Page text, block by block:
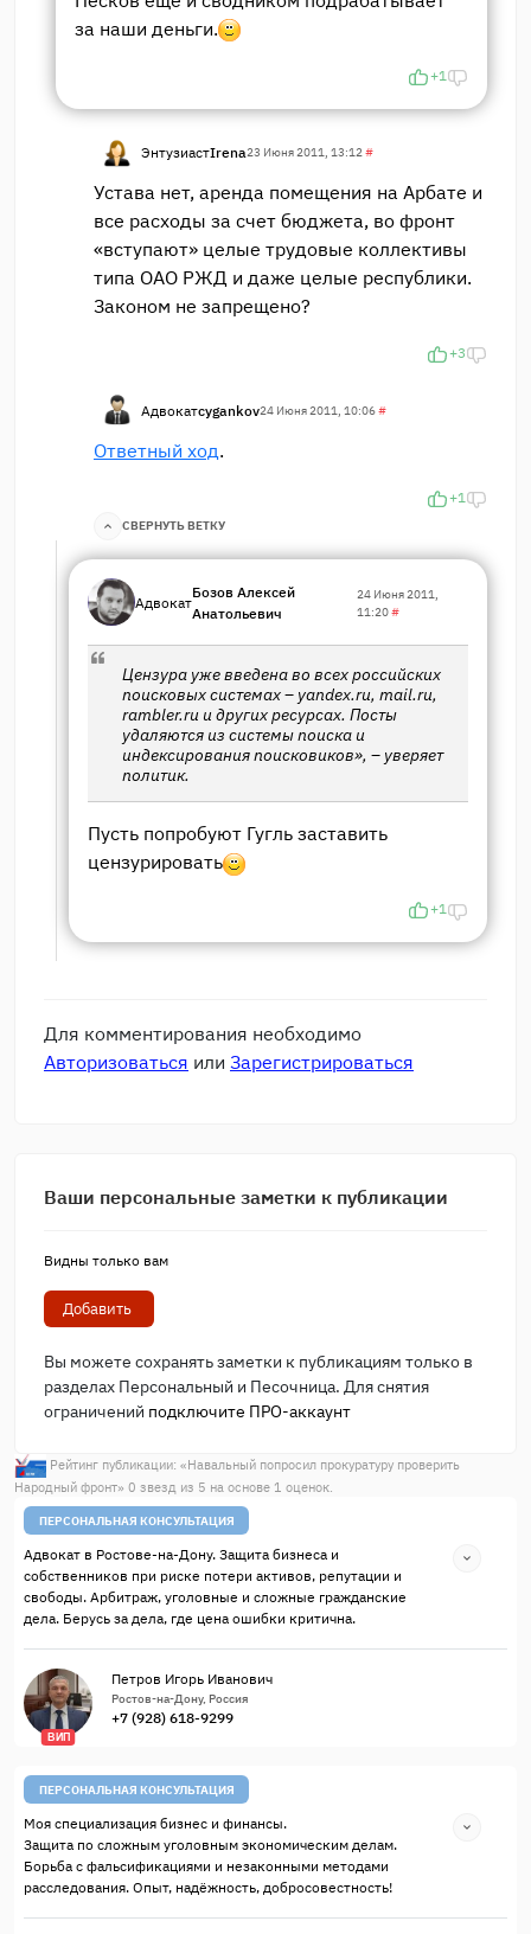
за наши деньги.
+1
ЭнтузиастIrena23 Июня 2011, 13:12#
Устава нет, аренда помещения на Арбате и
все расходы за счет бюджета, во фронт
«вступают» целые трудовые коллективы
типа ОАО РЖД и даже целые республики.
Законом не запрещено?
+3
Адвокатcygankov24 Июня 2011, 10:06#
Ответный ход.
+1
СВЕРНУТЬ ВЕТКУ
Адвокат
Бозов Алексей
Анатольевич
24 Июня 2011,
11:20#
Цензура уже введена во всех российских
поисковых системах – yandex.ru, mail.ru,
rambler.ru и других ресурсах. Посты
удаляются из системы поиска и
индексирования поисковиков», – уверяет
политик.
Пусть попробуют Гугль заставить
цензурировать
+1
Для комментирования необходимо
Авторизоваться или Зарегистрироваться
Ваши персональные заметки к публикации
Видны только вам
Добавить
Вы можете сохранять заметки к публикациям только в
разделах Персональный и Песочница. Для снятия
ограничений подключите ПРО-аккаунт
Рейтинг публикации: «Навальный попросил прокуратуру проверить
Народный фронт» 0 звезд из 5 на основе 1 оценок.
ПЕРСОНАЛЬНАЯ КОНСУЛЬТАЦИЯ
Адвокат в Ростове-на-Дону. Защита бизнеса и
собственников при риске потери активов, репутации и
свободы. Арбитраж, уголовные и сложные гражданские
дела. Берусь за дела, где цена ошибки критична.
ВИП
Петров Игорь Иванович
Ростов-на-Дону, Россия
+7 (928) 618-9299
ПЕРСОНАЛЬНАЯ КОНСУЛЬТАЦИЯ
Моя специализация бизнес и финансы.
Защита по сложным уголовным экономическим делам.
Борьба с фальсификациями и незаконными методами
расследования. Опыт, надёжность, добросовестность!